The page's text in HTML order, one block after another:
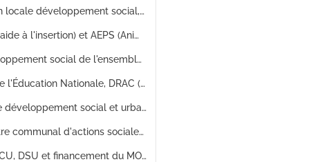
Contrat de ville.- commission locale développement social, programme prévisionnel 1991, DSQ (Développement social des quartiers) dans les quartiers Brûlard , Planoise, Orchamps-Palente et Montrapon, programme 3 projets pour 3 quartiers, programme de communication sociale : correspondance, tableau récapitulatif des projets avec financement (ville, Etat, région, département), fiches actions, compte rendu de réunions, notifications, plan de financement
Contrat de ville.- FAI (fond d'aide à l'insertion) et AEPS (Animation éducative périscolaire) quartiers Grette, Montrapon, Clair-Soleils et Planoise, actions sociales pour les travailleurs immigrés et leurs familles, accompagnement scolaire, demande de subventions : notifications de subventions, attestations de réalisation, correspondance, fiche techniques, état des dépenses et recettes , engagements et comptabilité de la FAS, fiches budgets
Contrat de ville.- DSQ (développement social de l'ensemble des quartiers), programme d'actions par quartier, actions à l'échelle de la ville en direction des publics défavorisés, aménagement d'un local intergénérationnel dans le quartier Brulard et d'un terrain de sport cité de la Beaume, bilan pour l'ensemble des quartiers : document de présentation générale, rapport de synthèse des actions par quartier, rapport de présentation, délibération du conseil municipal, comptes rendus d'actions, tableaux récapitulatifs annuels, fiches opérations, conventions non signées
Contrat de ville.- ministère de l'Éducation Nationale, DRAC (direction régionale des affaires culturelles), programmation PLA-CDC (programme local d'habitat-caisse des dépôts et consignation), habitat et développement social urbain, aménagement et développement économique tous quartiers, promotion des populations , amélioration de l'attractivité des quartiers défavorisés, analyse des besoins et de l'offre en logement : rapport de présentation, comptes rendus de réunions, correspondance, charte programmative, document de synthèse, délibérations du conseil municipal, tableaux récapitulatifs, dossier de presse
Contrat de ville.- missions de développement social et urbain tous quartiers, programmes de réhabilitation, actions par organismes ciblés et par coût (pour l'Etat, la région, le département et la ville), réunion du collectif d'adjoints tous quartiers : fiches actions, tableaux récapitulatifs, budgets prévisionnels, correspondance, délibérations du conseil municipal, articles de presse
Contrat de ville.- CCAS (centre communal d'actions sociales), lutte contre l'exclusion et la réinsertion dans la ville des quartiers prioritaires, demandes de subventions tous quartiers, aides financières accordées et réponses d'organismes municipaux (HLM, CAF, FAS etc), édition d'un journal d'informations et de communication sur les quartiers prioritaires, insertion par l'économie, demandes de subventions, partenariats financiers : récapitulatif financier, comptes rendus, correspondance, délibérations du conseil municipal, tableaux d'actions, bilans financiers, fiches d'actions, plans de financement
Contrat de ville.- actions du CU, DSU et financement du MOUS (maîtrise d'œuvre urbaines et sociale) aux quartiers prioritaires, fête de quartier, ateliers logement, demande de subventions: éléments de bilans, comptes rendus, certificats de paiement, tableaux de financement des actions, factures et devis de prestataire, tableaux de comptabilité/gestion, délibérations du conseil municipal